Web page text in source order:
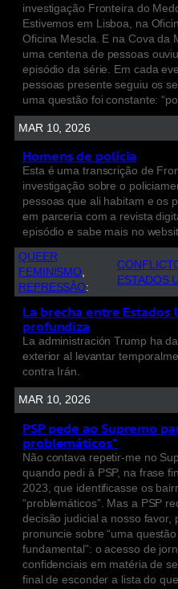
investigação Fronteira do
Estivemos em Lisboa, na
Oficina Mescla. E na Cova da
uma centena de pessoas
episódio da série. Em cada
pessoas presente seguiu os
uma questão foi constante:
MAR 10, 2026
Homens de polícia
Esta é uma transcrição de
investigação sobre o
pessoas que ali habitam e os
em parceria com a revista
episódio e sabe mais no
QUEER
FEMINISMO
REPRESSÃO:
ESTADOS
La brecha entre Estados
profundiza
La administración Trump ha
exterior al levantar
contra Irán.
MAR 10, 2026
PSP pede ao Supremo
problemáticos”
Não contava repetir-me no
quando pedi à PSP, na frase
2023, que identificasse os
“problemáticos”. Mas a PSP
decisão judicial a nosso favor,
pronuncie sobre “uma
fundamental”: o acesso de
confidenciais em matéria de
final de esconder a lista do